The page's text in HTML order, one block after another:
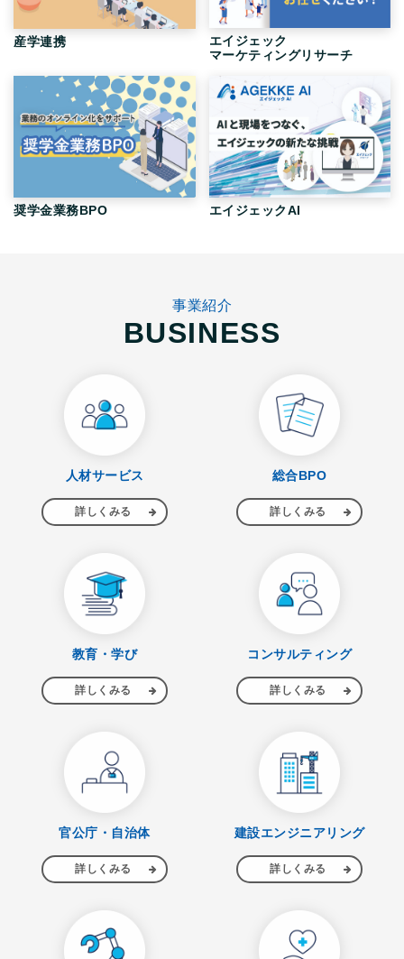
産学連携
エイジェック
マーケティングリサーチ
奨学金業務BPO エイジェックAI
事業紹介
BUSINESS
人材サービス
詳しくみる
総合BPO
詳しくみる
教育・学び
詳しくみる
コンサルティング
詳しくみる
官公庁・自治体
詳しくみる
建設エンジニアリング
詳しくみる